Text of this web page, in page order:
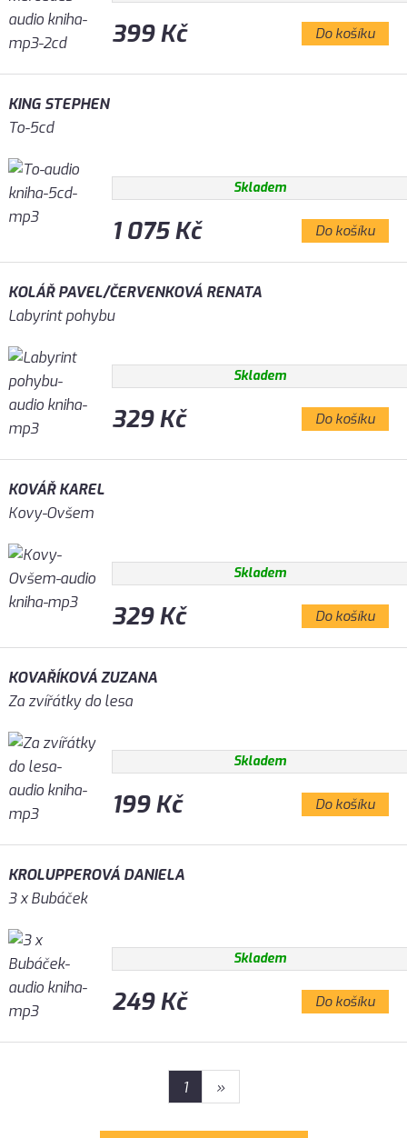
399 Kč Do košíku
KING STEPHEN
To-5cd
Skladem
1 075 Kč Do košíku
KOLÁŘ PAVEL/ČERVENKOVÁ RENATA
Labyrint pohybu
Skladem
329 Kč Do košíku
KOVÁŘ KAREL
Kovy-Ovšem
Skladem
329 Kč Do košíku
KOVAŘÍKOVÁ ZUZANA
Za zvířátky do lesa
Skladem
199 Kč Do košíku
KROLUPPEROVÁ DANIELA
3 x Bubáček
Skladem
249 Kč Do košíku
1 »